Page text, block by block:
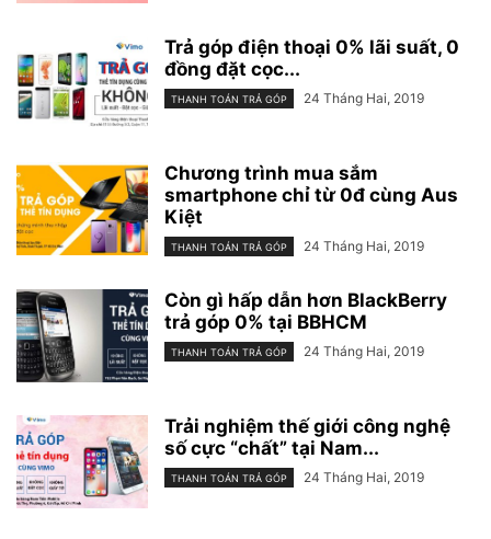
Trả góp điện thoại 0% lãi suất, 0
đồng đặt cọc...
THANH TOÁN TRẢ GÓP 24 Tháng Hai, 2019
Chương trình mua sắm
smartphone chỉ từ 0đ cùng Aus
Kiệt
THANH TOÁN TRẢ GÓP 24 Tháng Hai, 2019
Còn gì hấp dẫn hơn BlackBerry
trả góp 0% tại BBHCM
THANH TOÁN TRẢ GÓP 24 Tháng Hai, 2019
Trải nghiệm thế giới công nghệ
số cực “chất” tại Nam...
THANH TOÁN TRẢ GÓP 24 Tháng Hai, 2019